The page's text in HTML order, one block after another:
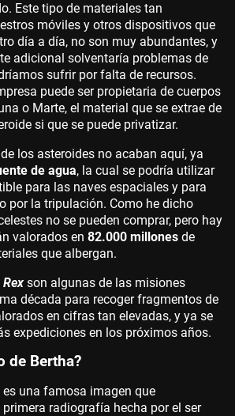
Este tipo de materiales tan
móviles y otros dispositivos que
día a día, no son muy abundantes, y
adicional solventaría problemas de
sufrir por falta de recursos.
puede ser propietaria de cuerpos
o Marte, el material que se extrae de
si que se puede privatizar.
los asteroides no acaban aquí, ya
de agua, la cual se podría utilizar
para las naves espaciales y para
por la tripulación. Como he dicho
no se pueden comprar, pero hay
valorados en 82.000 millones de
que albergan.
son algunas de las misiones
década para recoger fragmentos de
en cifras tan elevadas, y ya se
expediciones en los próximos años.
de Bertha?
una famosa imagen que
radiografía hecha por el ser